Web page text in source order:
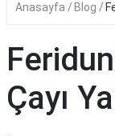
Anasayfa Blog
Çayı